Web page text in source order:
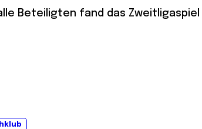
Beteiligten fand das Zweitligaspiel